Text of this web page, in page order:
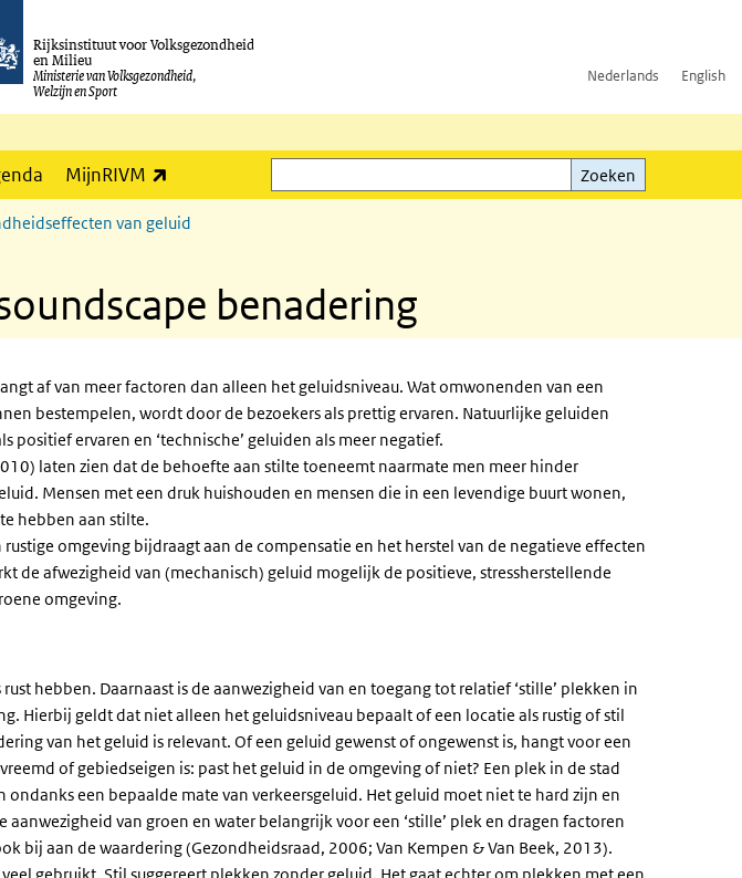
Rijksinstituut voor Volksgezondheid
en Milieu
Ministerie van Volksgezondheid,
Welzijn en Sport
Nederlands English
MijnRIVM
Zoeken
Zoeken
van geluid
benadering
af van meer factoren dan alleen het geluidsniveau. Wat omwonenden van een
bestempelen, wordt door de bezoekers als prettig ervaren. Natuurlijke geluiden
positief ervaren en ‘technische’ geluiden als meer negatief.
laten zien dat de behoefte aan stilte toeneemt naarmate men meer hinder
Mensen met een druk huishouden en mensen die in een levendige buurt wonen,
hebben aan stilte.
omgeving bijdraagt aan de compensatie en het herstel van de negatieve effecten
de afwezigheid van (mechanisch) geluid mogelijk de positieve, stressherstellende
omgeving.
hebben. Daarnaast is de aanwezigheid van en toegang tot relatief ‘stille’ plekken in
Hierbij geldt dat niet alleen het geluidsniveau bepaalt of een locatie als rustig of stil
van het geluid is relevant. Of een geluid gewenst of ongewenst is, hangt voor een
of gebiedseigen is: past het geluid in de omgeving of niet? Een plek in de stad
ondanks een bepaalde mate van verkeersgeluid. Het geluid moet niet te hard zijn en
aanwezigheid van groen en water belangrijk voor een ‘stille’ plek en dragen factoren
bij aan de waardering (Gezondheidsraad, 2006; Van Kempen & Van Beek, 2013).